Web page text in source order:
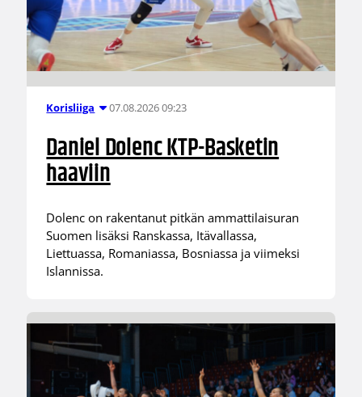
Korisliiga 07.08.2026 09:23
Daniel Dolenc KTP-Basketin
haaviin
Dolenc on rakentanut pitkän ammattilaisuran
Suomen lisäksi Ranskassa, Itävallassa,
Liettuassa, Romaniassa, Bosniassa ja viimeksi
Islannissa.